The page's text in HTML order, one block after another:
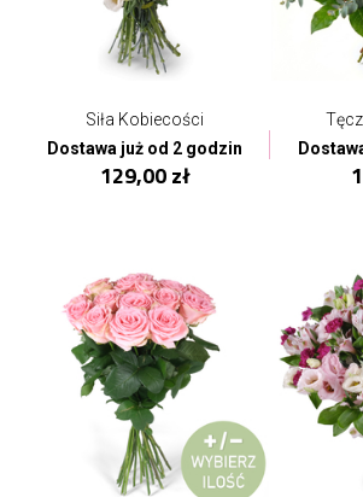
Siła Kobiecości
Dostawa już od 2 godzin
129,00 zł